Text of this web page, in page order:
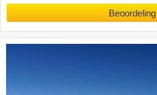
Beoordeling